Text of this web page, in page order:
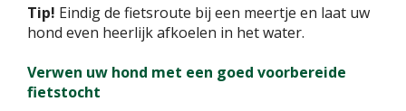
Tip! Eindig de fietsroute bij een meertje en laat uw
hond even heerlijk afkoelen in het water.
Verwen uw hond met een goed voorbereide
fietstocht